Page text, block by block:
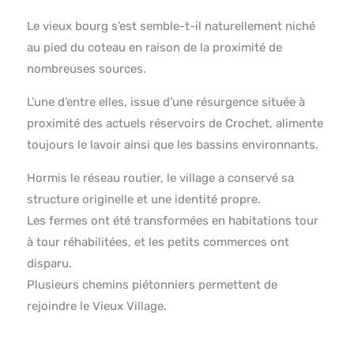
Le vieux bourg s’est semble-t-il naturellement niché
au pied du coteau en raison de la proximité de
nombreuses sources.
L’une d’entre elles, issue d’une résurgence située à
proximité des actuels réservoirs de Crochet, alimente
toujours le lavoir ainsi que les bassins environnants.
Hormis le réseau routier, le village a conservé sa
structure originelle et une identité propre.
Les fermes ont été transformées en habitations tour
à tour réhabilitées, et les petits commerces ont
disparu.
Plusieurs chemins piétonniers permettent de
rejoindre le Vieux Village.